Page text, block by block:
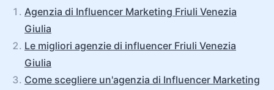
Agenzia di Influencer Marketing Friuli Venezia
Giulia
Le migliori agenzie di influencer Friuli Venezia
Giulia
Come scegliere un'agenzia di Influencer Marketing